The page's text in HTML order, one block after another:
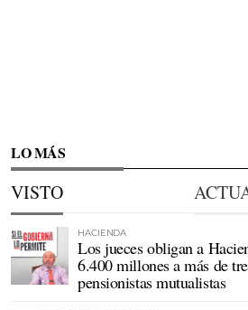
LO MÁS
VISTO
HACIENDA
Los jueces obligan a
6.400 millones a más de
pensionistas mutualistas